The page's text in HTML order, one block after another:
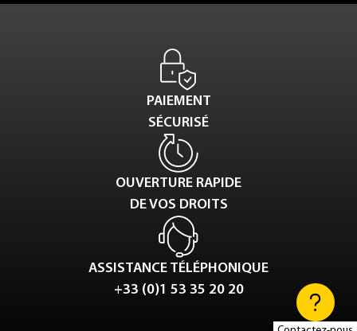
PAIEMENT
SÉCURISÉ
OUVERTURE RAPIDE
DE VOS DROITS
ASSISTANCE TÉLÉPHONIQUE
+33 (0)1 53 35 20 20